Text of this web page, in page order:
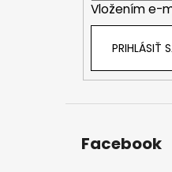
Vložením e-
PRIHLÁSIŤ
Facebook